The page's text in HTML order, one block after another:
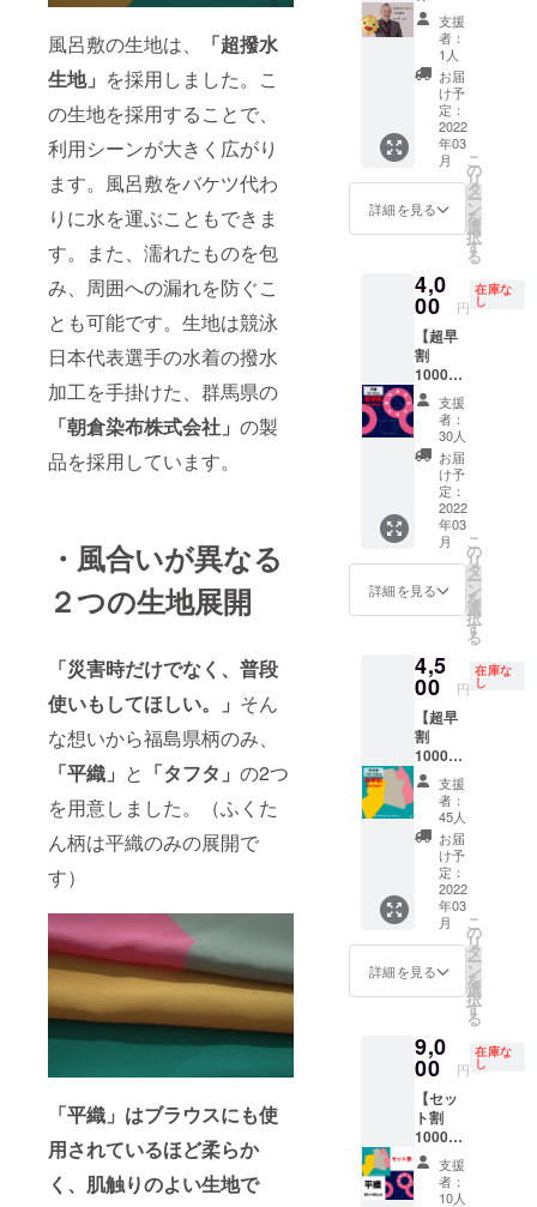
風呂敷の生地は、
「超撥水
生地」 を採用しました。こ
の生地を採用することで、
利用シーンが大きく広がり
ます。風呂敷をバケツ代わ
りに水を運ぶこともできま
す。また、濡れたものを包
み、周囲への漏れを防ぐこ
とも可能です。生地は競泳
日本代表選手の水着の撥水
加工を手掛けた、群馬県の
「朝倉染布株式会社」 の製
品を採用しています。
・風合いが異なる
２つの生地展開
「災害時だけでなく、普段
使いもしてほしい。」 そん
な想いから福島県柄のみ、
「平織」 と 「タフタ」 の2つ
を用意しました。（ふくた
ん柄は平織のみの展開で
す）
「平織」はブラウスにも使
用されているほど柔らか
く、肌触りのよい生地で
96×96c
m（平
織）
125×12
5cm（
タフ
タ） ・
内容：
風呂敷2
枚 取
扱説明
テル
100％ ※
製造上
の都合
により
配送時
期が遅
れる可
能性が
ござい
ます。
す。オ
ンエア
後は出
演者へ
の質問
や記念
撮影の
時間を
設けま
す。防
災風呂
敷も1枚
お付け
す。 ・
見学場
所：福
島テレ
ビ本
社 〒
960-
8058
福島県
福島市
御山町
2-5 ・見
学場所
までの
交通費
は別途
ご負担
めご了
承くだ
さい。
・
10000
円のご
購入で1
グルー
プ4名ま
でご来
社でき
ます。
また、
複数回
の購入
はお断
りいた
承くだ
さい。
・オン
エアで
ご覧に
なりた
い番組
は、オ
プショ
く！
齋藤気
象予報
士の出
張講座
＋風呂
敷10
枚】 斎
藤気象
予報士
があな
たの所
属する
団体、
サーク
ルの現
場に出
向き出
前講座
を行い
ます。
出前講
座は福
島県内
が対象
になり
ます。
気象予
報士な
らでは
害への
備えを
詳しく
お伝え
しま
す。 ・
購入
後、福
島テレ
ビから
日程調
整の連
絡をい
たしま
す。ご
希望に
よって
場合が
ござい
ます。
講座の
開催時
間につ
いても
ご相談
くださ
支援
者：
1人
お届
け予
定：
2022
年03
月
詳細を見る
こ
の
リ
タ
ー
ン
を
選
択
す
る
4,0
00 円
在庫な
し
【超早
割
1000円
OFF
防災風
呂敷1枚
（ふく
たん
柄 平
織）】
超撥水
生地の
防災風
呂敷1枚
を3月以
降にお
ます。
・サイ
ズ：
96×96(
cm) ・
内容：
風呂敷1
枚 取
扱説明
書 ・素
材：ポ
リエス
テル
100％ ※
製造上
の都合
により
能性が
ござい
ます。
支援
者：
30人
お届
け予
定：
2022
年03
月
詳細を見る
こ
の
リ
タ
ー
ン
を
選
択
す
る
4,5
00 円
在庫な
し
【超早
割
1000円
OFF
防災風
呂敷1枚
（福島
県柄
タフ
タ）】
平織に
比べ、
耐水圧
に優れ
た生地
です。
生地の
防災風
呂敷1枚
を3月以
降にお
届けし
ます。
・サイ
ズ：
支援
者：
45人
お届
け予
定：
2022
年03
月
詳細を見る
こ
の
リ
タ
ー
ン
を
選
択
す
る
9,0
00 円
在庫な
し
【セッ
ト割
1000円
OFF
防災風
呂敷
支援
者：
10人